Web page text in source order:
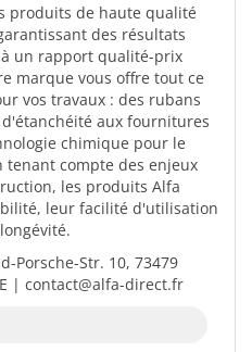
produits de haute qualité
des résultats
un rapport qualité-prix
marque vous offre tout ce
vos travaux : des rubans
aux fournitures
chimique pour le
tenant compte des enjeux
les produits Alfa
leur facilité d'utilisation
Porsche-Str. 10, 73479
| contact@alfa-direct.fr